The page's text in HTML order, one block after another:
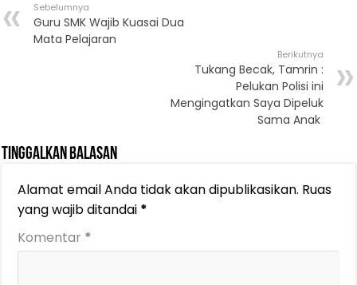
Sebelumnya
Guru SMK Wajib Kuasai Dua
Mata Pelajaran
Berikutnya
Tukang Becak, Tamrin :
Pelukan Polisi ini
Mengingatkan Saya Dipeluk
Sama Anak
Tinggalkan Balasan
Alamat email Anda tidak akan dipublikasikan. Ruas
yang wajib ditandai *
Komentar *